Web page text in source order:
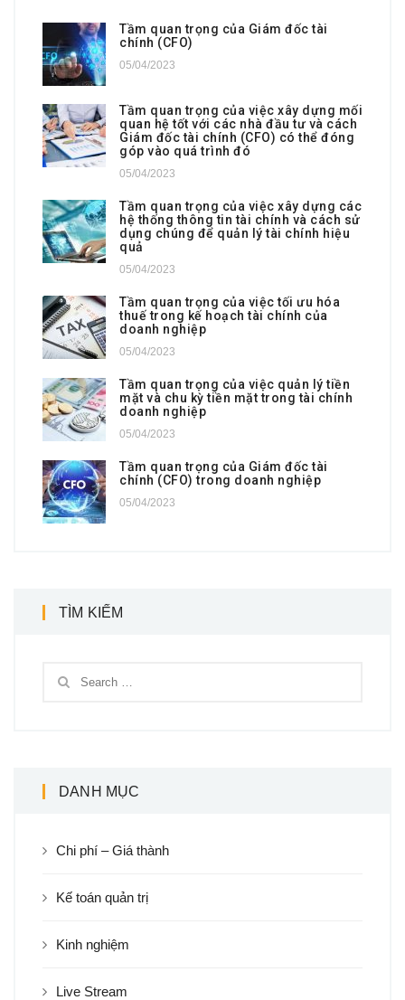
Tầm quan trọng của Giám đốc tài
chính (CFO)
05/04/2023
Tầm quan trọng của việc xây dựng mối
quan hệ tốt với các nhà đầu tư và cách
Giám đốc tài chính (CFO) có thể đóng
góp vào quá trình đó
05/04/2023
Tầm quan trọng của việc xây dựng các
hệ thống thông tin tài chính và cách sử
dụng chúng để quản lý tài chính hiệu
quả
05/04/2023
Tầm quan trọng của việc tối ưu hóa
thuế trong kế hoạch tài chính của
doanh nghiệp
05/04/2023
Tầm quan trọng của việc quản lý tiền
mặt và chu kỳ tiền mặt trong tài chính
doanh nghiệp
05/04/2023
Tầm quan trọng của Giám đốc tài
chính (CFO) trong doanh nghiệp
05/04/2023
TÌM KIẾM
DANH MỤC
Chi phí – Giá thành
Kế toán quản trị
Kinh nghiệm
Live Stream